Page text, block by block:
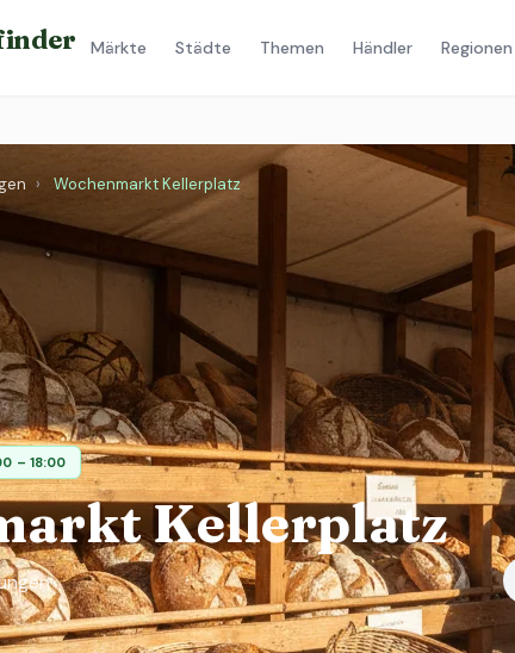
Märkte Städte Themen Händler Regionen
› Wochenmarkt Kellerplatz
– 18:00
Kellerplatz